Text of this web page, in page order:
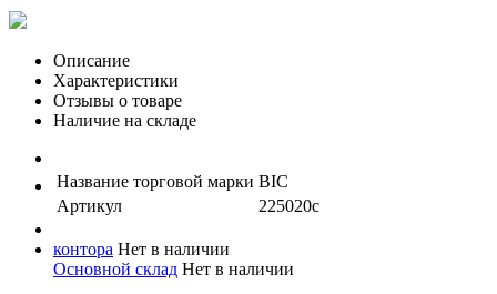
Описание
Характеристики
Отзывы о товаре
Наличие на складе
Название торговой марки BIC
Артикул
225020с
контора Нет в наличии
Основной склад Нет в наличии